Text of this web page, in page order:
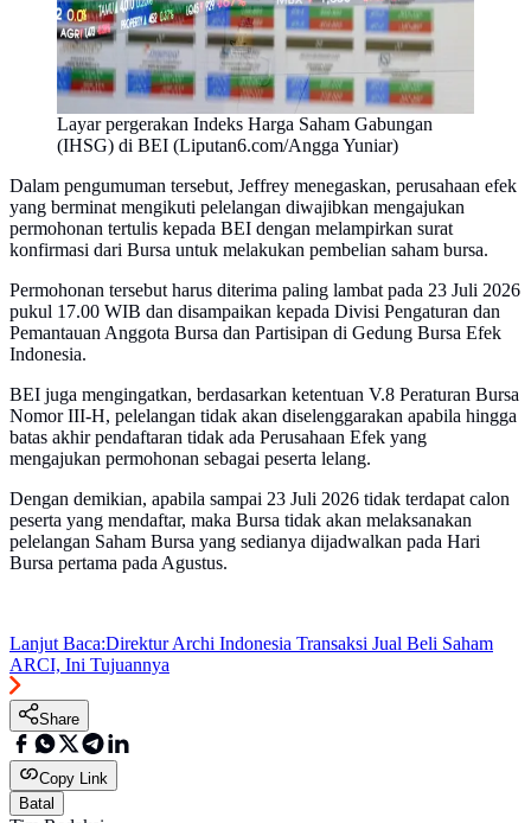
Layar pergerakan Indeks Harga Saham Gabungan
(IHSG) di BEI (Liputan6.com/Angga Yuniar)
Dalam pengumuman tersebut, Jeffrey menegaskan, perusahaan efek
yang berminat mengikuti pelelangan diwajibkan mengajukan
permohonan tertulis kepada BEI dengan melampirkan surat
konfirmasi dari Bursa untuk melakukan pembelian saham bursa.
Permohonan tersebut harus diterima paling lambat pada 23 Juli 2026
pukul 17.00 WIB dan disampaikan kepada Divisi Pengaturan dan
Pemantauan Anggota Bursa dan Partisipan di Gedung Bursa Efek
Indonesia.
BEI juga mengingatkan, berdasarkan ketentuan V.8 Peraturan Bursa
Nomor III-H, pelelangan tidak akan diselenggarakan apabila hingga
batas akhir pendaftaran tidak ada Perusahaan Efek yang
mengajukan permohonan sebagai peserta lelang.
Dengan demikian, apabila sampai 23 Juli 2026 tidak terdapat calon
peserta yang mendaftar, maka Bursa tidak akan melaksanakan
pelelangan Saham Bursa yang sedianya dijadwalkan pada Hari
Bursa pertama pada Agustus.
Lanjut Baca:Direktur Archi Indonesia Transaksi Jual Beli Saham
ARCI, Ini Tujuannya
Share
Copy Link
Batal